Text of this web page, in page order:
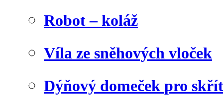
Robot – koláž
Víla ze sněhových vloček
Dýňový domeček pro